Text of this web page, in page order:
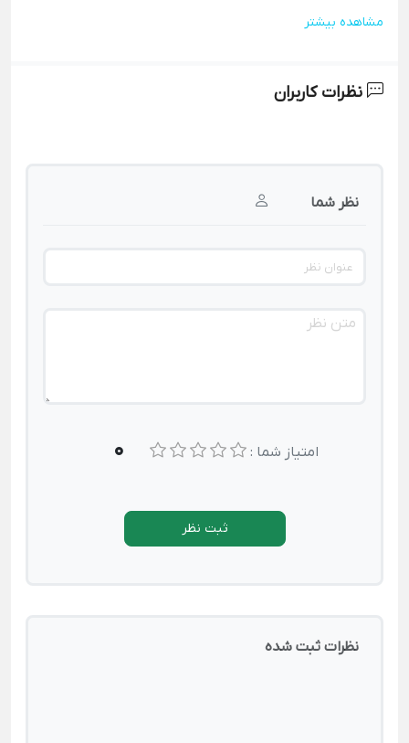
مشاهده بیشتر
نظرات کاربران
نظر شما
امتیاز شما : 0
ثبت نظر
نظرات ثبت شده